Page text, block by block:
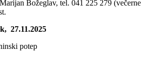
Božeglav, tel. 041 225 279 (večerne
: četrtek, 27.11.2025
potep